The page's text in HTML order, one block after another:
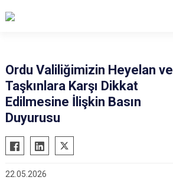
Akkuş
Aybastı
Çatalpınar
Kabadüz
Ordu Valiliğimizin Heyelan ve
Taşkınlara Karşı Dikkat
Edilmesine İlişkin Basın
Duyurusu
22.05.2026